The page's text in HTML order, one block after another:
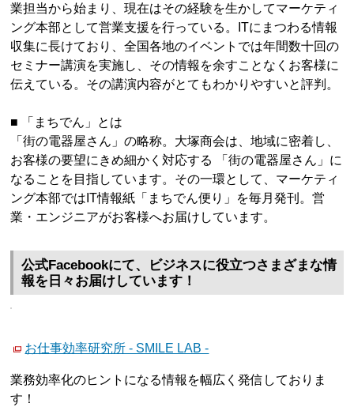
業担当から始まり、現在はその経験を生かしてマーケティ
ング本部として営業支援を行っている。ITにまつわる情報
収集に長けており、全国各地のイベントでは年間数十回の
セミナー講演を実施し、その情報を余すことなくお客様に
伝えている。その講演内容がとてもわかりやすいと評判。
■ 「まちでん」とは
「街の電器屋さん」の略称。大塚商会は、地域に密着し、
お客様の要望にきめ細かく対応する 「街の電器屋さん」に
なることを目指しています。その一環として、マーケティ
ング本部ではIT情報紙「まちでん便り」を毎月発刊。営
業・エンジニアがお客様へお届けしています。
公式Facebookにて、ビジネスに役立つさまざまな情
報を日々お届けしています！
お仕事効率研究所 - SMILE LAB -
業務効率化のヒントになる情報を幅広く発信しておりま
す！